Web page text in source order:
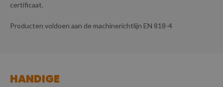
certificaat.
Producten voldoen aan de machinerichtlijn EN 818-4
HANDIGE